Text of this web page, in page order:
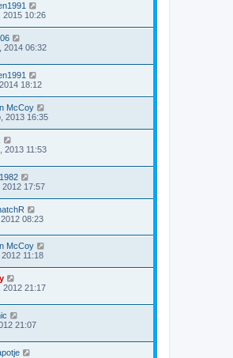
2015 10:26
2014 06:32
18:12
McCoy
2013 16:35
2013 11:53
2012 17:57
08:23
McCoy
11:18
2012 21:17
21:07